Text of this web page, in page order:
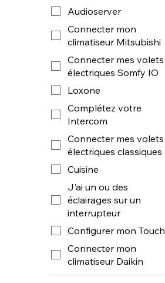
Audioserver
Connecter mon
climatiseur Mitsubishi
Connecter mes volets
électriques Somfy IO
Loxone
Complétez votre
Intercom
Connecter mes volets
électriques classiques
Cuisine
J'ai un ou des
éclairages sur un
interrupteur
Configurer mon Touch
Connecter mon
climatiseur Daikin